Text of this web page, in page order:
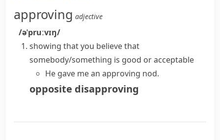
approving adjective
/əˈpruːvɪŋ/
showing that you believe that
somebody/something is good or acceptable
He gave me an approving nod.
opposite disapproving